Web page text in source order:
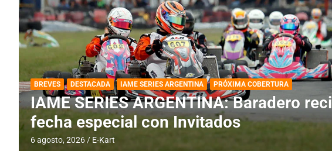
DESTACADA IAME SERIES ARGENTINA
IAME SERIES ARGENTINA: Horarios
fecha con Invitados
4 agosto, 2026 E-Kart